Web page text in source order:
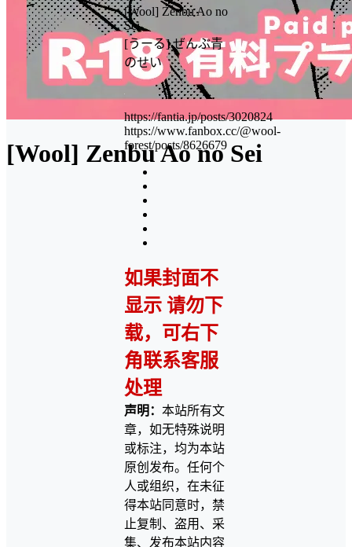
[Wool] Zenbu Ao no Sei
[Wool] Zenbu Ao no
Sei
[うーる] ぜんぶ青
のせい
https://fantia.jp/posts/3020824
https://www.fanbox.cc/@wool-
forest/posts/8626679
如果封面不
显示 请勿下
载，可右下
角联系客服
处理
声明： 本站所有文
章，如无特殊说明
或标注，均为本站
原创发布。任何个
人或组织，在未征
得本站同意时，禁
止复制、盗用、采
集、发布本站内容